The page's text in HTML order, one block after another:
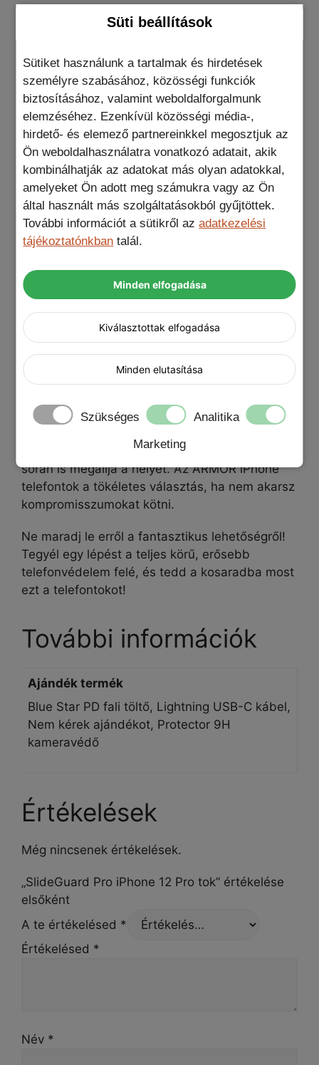
Süti beállítások
Sütiket használunk a tartalmak és hirdetések
személyre szabásához, közösségi funkciók
biztosításához, valamint weboldalforgalmunk
elemzéséhez. Ezenkívül közösségi média-,
hirdető- és elemező partnereinkkel megosztjuk az
Ön weboldalhasználatra vonatkozó adatait, akik
kombinálhatják az adatokat más olyan adatokkal,
amelyeket Ön adott meg számukra vagy az Ön
által használt más szolgáltatásokból gyűjtöttek.
További információt a sütikről azadatkezelési
tájékoztatónkban talál.
Minden elfogadása
Kiválasztottak elfogadása
Minden elutasítása
Szükséges
Analitika
Marketing
védelem
: A kamerák is biztonságban
lesznek, és készen állnak a tökéletes
pillanatok megörökítésére, még a
legkeményebb körülmények között is.
360 fokban forgatható gyűrű
Sportolás, videóhívás vagy fotózás
közben is tökéletes társ. Cselezd ki a
gravitációt!
Precíz kivágások: Az összes gomb és
csatlakozó könnyen hozzáférhető marad.
Megerősített telefon védelem
tökéletes a sportoláshoz és túrázáshoz
Beépített mágnes: Tökéletes társ az
autós tartókhoz. A mágnes nem
befolyásolja a telefon működését.
Ez a SLIDE ARMOR fekete telefontok neked
társra vágysz, ami még a sportolás és túrázás
során is megállja a helyét. Az ARMOR iPhone
telefontok a tökéletes választás, ha nem akarsz
kompromisszumokat kötni.
Ne maradj le erről a fantasztikus lehetőségről!
Tegyél egy lépést a teljes körű, erősebb
telefonvédelem felé, és tedd a kosaradba most
ezt a telefontokot!
További információk
Ajándék termék
Blue Star PD fali töltő, Lightning USB-C kábel,
Nem kérek ajándékot, Protector 9H
kameravédő
Értékelések
Még nincsenek értékelések.
„SlideGuard Pro iPhone 12 Pro tok” értékelése
elsőként
A te értékelésed *
Értékelésed *
Név *